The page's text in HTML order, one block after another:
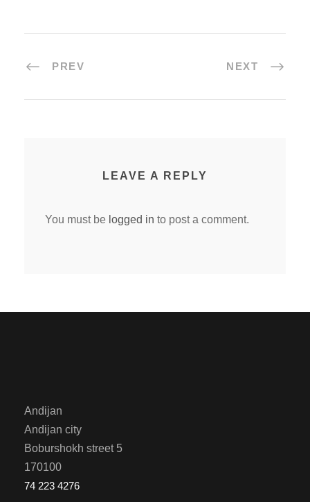
PREV NEXT
LEAVE A REPLY
You must be logged in to post a comment.
Andijan
Andijan city
Boburshokh street 5
170100
74 223 4276